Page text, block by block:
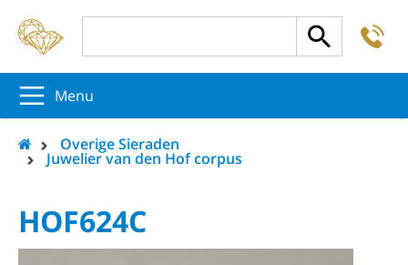
Menu
Overige Sieraden
Juwelier van den Hof corpus
HOF624C